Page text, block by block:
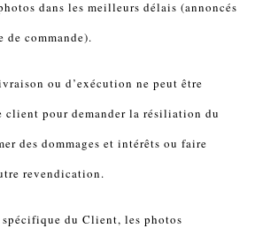
dans les meilleurs délais (annoncés
de commande).
ou d’exécution ne peut être
client pour demander la résiliation du
des dommages et intérêts ou faire
revendication.
spécifique du Client, les photos